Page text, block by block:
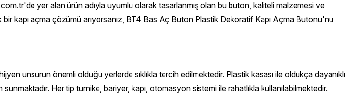
yer alan ürün adıyla uyumlu olarak tasarlanmış olan bu buton, kaliteli malzemesi ve
bir kapı açma çözümü arıyorsanız, BT4 Bas Aç Buton Plastik Dekoratif Kapı Açma Butonu'nu
unsurun önemli olduğu yerlerde sıklıkla tercih edilmektedir. Plastik kasası ile oldukça dayanıklı
sunmaktadır. Her tip turnike, bariyer, kapı, otomasyon sistemi ile rahatlıkla kullanılabilmektedir.